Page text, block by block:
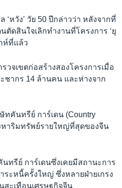
หวัง’ วัย 50 ปีกล่าวว่า หลังจากที่
ตัดสินใจเลิกทำงานที่โครงการ ‘ยุ
ห์ที่แล้ว
วจเขตก่อสร้างสองโครงการเมื่อ
ชากร 14 ล้านคน และห่างจาก
ทคันทรีย์ การ์เดน (Country
หาริมทรัพย์รายใหญ่ที่สุดของจีน
ทรีย์ การ์เดนซึ่งเคยมีสถานะการ
ระหนี้ครั้งใหญ่ ซึ่งหลายฝ่ายเกรง
สะเทือนเศรษฐกิจจีน